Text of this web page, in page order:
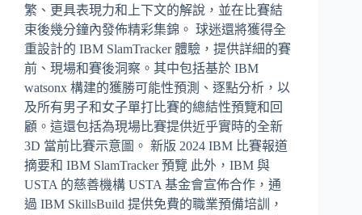
繁、更具表現力和上下文的解說，並在比賽結
束後幾分鐘內發佈精彩集錦。 球迷還將獲得全
重設計的 IBM SlamTracker 體驗，提供詳細的賽
前、現場和賽後洞察。其中包括基於 IBM
watsonx 構建的獲勝可能性預測、逐點分析，以
及所有男子和女子單打比賽的總結性預覽和回
顧。這還包括為現場比賽提供近乎實時的全新
3D 當前比賽示意圖。 新版 2024 IBM 比賽報道
摘要和 IBM SlamTracker 預覽 此外，IBM 與
USTA 的慈善機構 USTA 基金會宣佈合作，通
過 IBM SkillsBuild 提供免費的職業預備培訓，